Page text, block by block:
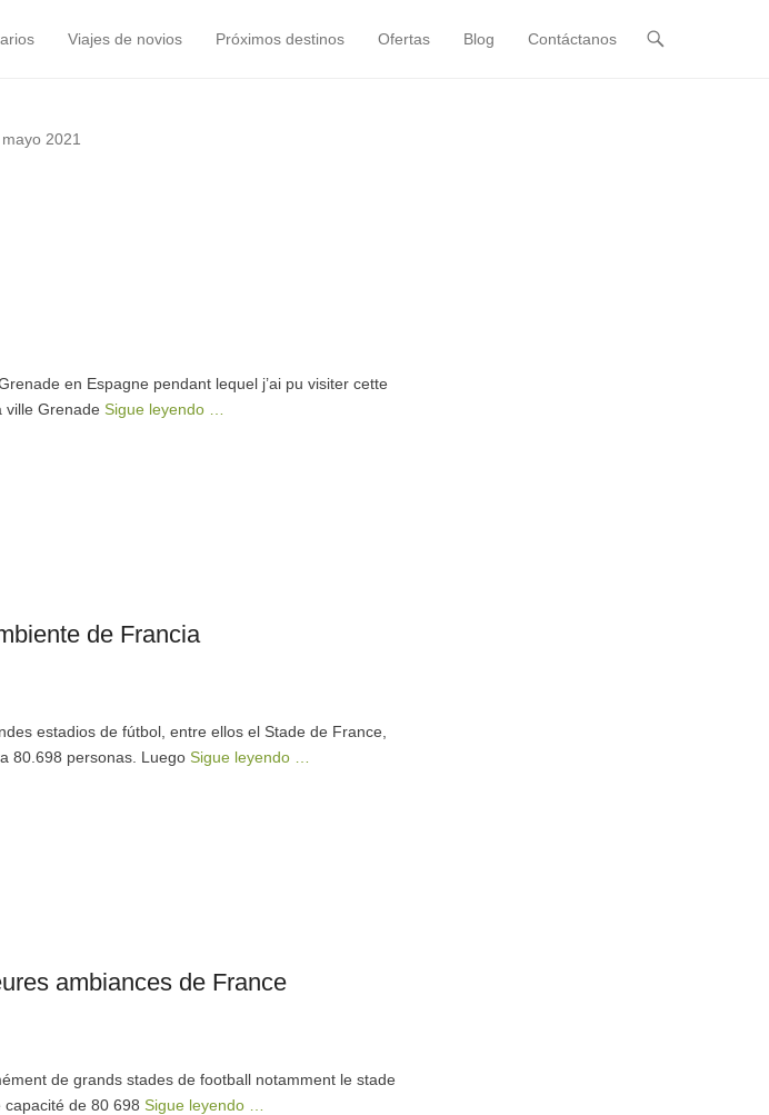
Viajes de novios Próximos destinos Ofertas Blog Contáctanos
mayo 2021
en Espagne pendant lequel j’ai pu visiter cette
Grenade Sigue leyendo …
de Francia
estadios de fútbol, entre ellos el Stade de France,
80.698 personas. Luego Sigue leyendo …
ambiances de France
de grands stades de football notamment le stade
de 80 698 Sigue leyendo …